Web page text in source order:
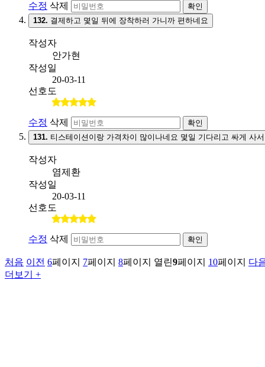
수정 삭제
확인
132.
결제하고 몇일 뒤에 장착하러 가니까 편하네요
작성자
안가현
작성일
20-03-11
선호도
수정 삭제
확인
131. 티스테이션이랑 가격차이 많이나네요 몇일 기다리고 싸게 사
작성자
염제환
작성일
20-03-11
선호도
수정 삭제 확인
처음 이전 6페이지 7페이지 8페이지 열린9페이지 10페이지
다
더보기 +